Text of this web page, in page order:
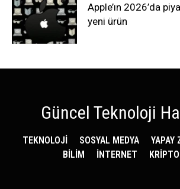
Apple’ın 2026’da
yeni ürün
Güncel Teknoloji
TEKNOLOJİ SOSYAL MEDYA YAPAY
BİLİM
İNTERNET